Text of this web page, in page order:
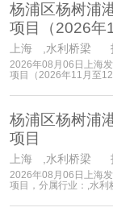
杨浦区杨树浦
项目（2026年
上海 ,水利桥梁
2026年08月06日上海
项目（2026年11月至
杨浦区杨树浦
项目
上海 ,水利桥梁
2026年08月06日上海
项目，分属行业：,水利